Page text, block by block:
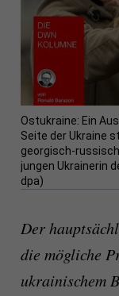
Ostukraine: Ein
Seite der Ukraine
georgisch-
jungen Ukrainerin
dpa)
Der
die mögliche
ukrainischem